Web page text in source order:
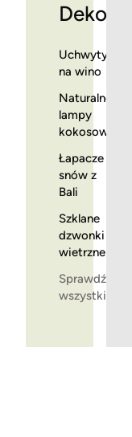
Uchwyty
na wino
Naturalne
lampy
kokosowe
Łapacze
snów z
Bali
Szklane
dzwonki
wietrzne
Sprawdź
wszystkie